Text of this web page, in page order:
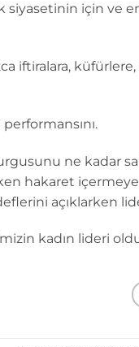
siyasetinin için ve
iftiralara,
ne kadar
hakaret
açıklarken
kadın lideri